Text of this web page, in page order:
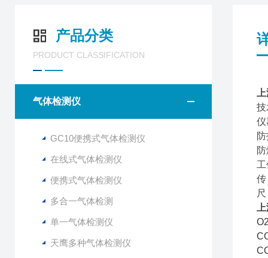
产品分类
PRODUCT CLASSIFICATION
气体检测仪
GC10便携式气体检测仪
在线式气体检测仪
便携式气体检测仪
多合一气体检测
单一气体检测仪
天鹰多种气体检测仪
技
仪
传